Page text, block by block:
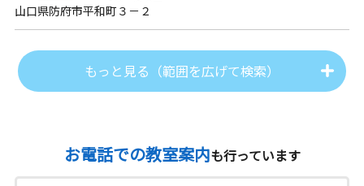
山口県防府市平和町３－２
もっと見る（範囲を広げて検索）
お電話での教室案内も行っています